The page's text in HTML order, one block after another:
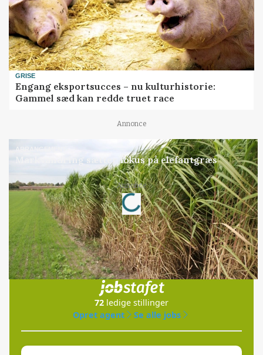
GRISE
Engang eksportsucces – nu kulturhistorie:
Gammel sæd kan redde truet race
Annonce
ARRANGEMENT
Markvandring sætter fokus på elefantgræs
Annonce
Loading...
Jobs
i samarbejde med
72 ledige stillinger
Opret agent
Se alle jobs